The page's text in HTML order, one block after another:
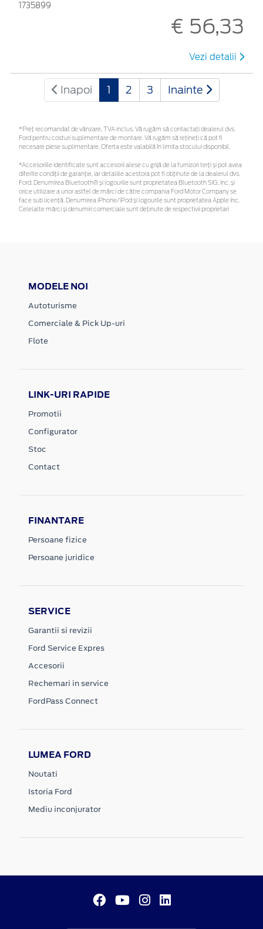
1735899
€ 56,33
Vezi detalii
Inapoi 1 2 3 Inainte
*Preţ recomandat de vânzare, TVA inclus. Vă rugăm să contactaţi dealerul dvs.
Ford pentru costuri suplimentare de montare. Vă rugăm să rețineți că pot fi
necesare piese suplimentare. Oferta este valabilă în limita stocului disponibil.
*Accesoriile identificate sunt accesorii alese cu grijă de la furnizori terți și pot avea
diferite condiții de garanție, iar detaliile acestora pot fi obținute de la dealerul dvs.
Ford. Denumirea Bluetooth® și logourile sunt proprietatea Bluetooth SIG, Inc. și
orice utilizare a unor astfel de mărci de către compania Ford Motor Company se
face sub licență. Denumirea iPhone/iPod și logourile sunt proprietatea Apple Inc.
Celelalte mărci și denumiri comerciale sunt deținute de respectivii proprietari
MODELE NOI
Autoturisme
Comerciale & Pick Up-uri
Flote
LINK-URI RAPIDE
Promotii
Configurator
Stoc
Contact
FINANTARE
Persoane fizice
Persoane juridice
SERVICE
Garantii si revizii
Ford Service Expres
Accesorii
Rechemari in service
FordPass Connect
LUMEA FORD
Noutati
Istoria Ford
Mediu inconjurator